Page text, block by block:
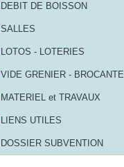
DEBIT DE BOISSON
SALLES
LOTOS - LOTERIES
VIDE GRENIER - BROCANTE
MATERIEL et TRAVAUX
LIENS UTILES
DOSSIER SUBVENTION